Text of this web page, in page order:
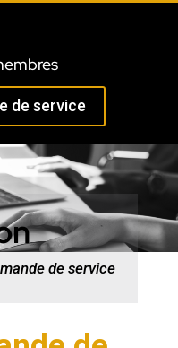
de service
de service